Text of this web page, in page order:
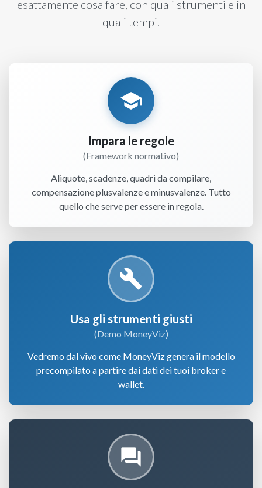
esattamente cosa fare, con quali strumenti e in
quali tempi.
school
Impara le regole
(Framework normativo)
Aliquote, scadenze, quadri da compilare,
compensazione plusvalenze e minusvalenze. Tutto
quello che serve per essere in regola.
build
Usa gli strumenti giusti
(Demo MoneyViz)
Vedremo dal vivo come MoneyViz genera il modello
precompilato a partire dai dati dei tuoi broker e
wallet.
question_answer